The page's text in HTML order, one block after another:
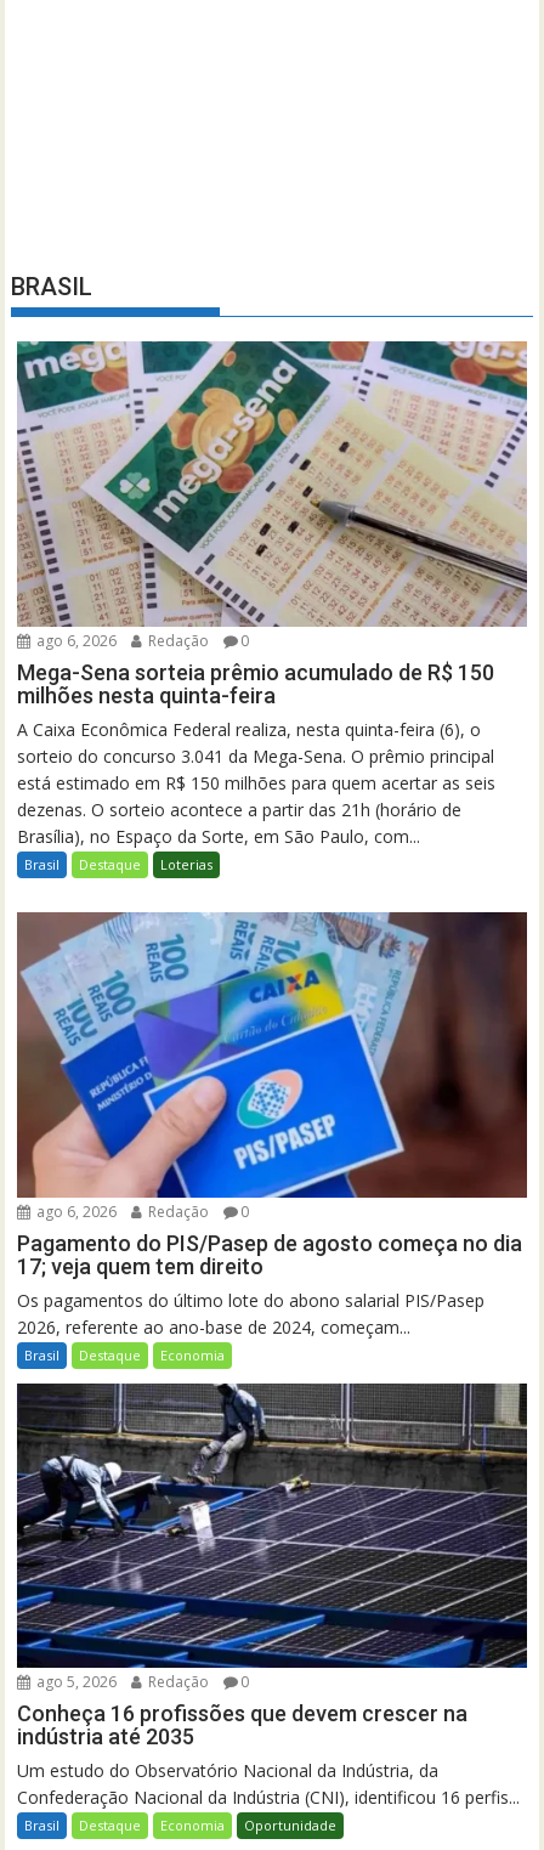
BRASIL
ago 6, 2026 Redação 0
Mega-Sena sorteia prêmio acumulado de R$ 150
milhões nesta quinta-feira
A Caixa Econômica Federal realiza, nesta quinta-feira (6), o
sorteio do concurso 3.041 da Mega-Sena. O prêmio principal
está estimado em R$ 150 milhões para quem acertar as seis
dezenas. O sorteio acontece a partir das 21h (horário de
Brasília), no Espaço da Sorte, em São Paulo, com...
Brasil Destaque Loterias
ago 6, 2026 Redação 0
Pagamento do PIS/Pasep de agosto começa no dia
17; veja quem tem direito
Os pagamentos do último lote do abono salarial PIS/Pasep
2026, referente ao ano-base de 2024, começam...
Brasil Destaque Economia
ago 5, 2026 Redação 0
Conheça 16 profissões que devem crescer na
indústria até 2035
Um estudo do Observatório Nacional da Indústria, da
Confederação Nacional da Indústria (CNI), identificou 16 perfis...
Brasil Destaque Economia Oportunidade